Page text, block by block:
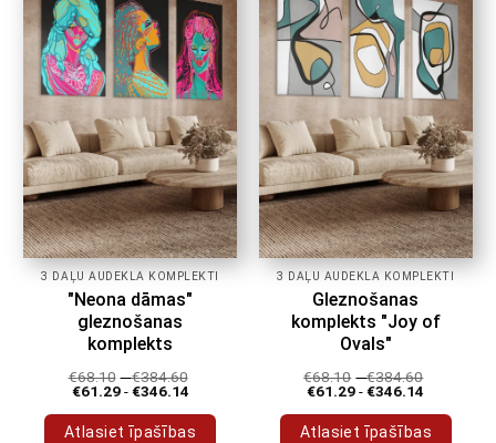
Variantus
var
izvēlēties
produkta
lapā
Variantus
var
izvēlēties
produkta
lapā
3 DAĻU AUDEKLA KOMPLEKTI
"Neona dāmas"
gleznošanas
komplekts
€68.10 -€384.60
€61.29-€346.14
Atlasiet īpašības
3 DAĻU AUDEKLA KOMPLEKTI
Gleznošanas
komplekts "Joy of
Ovals"
€68.10 -€384.60
€61.29-€346.14
Atlasiet īpašības